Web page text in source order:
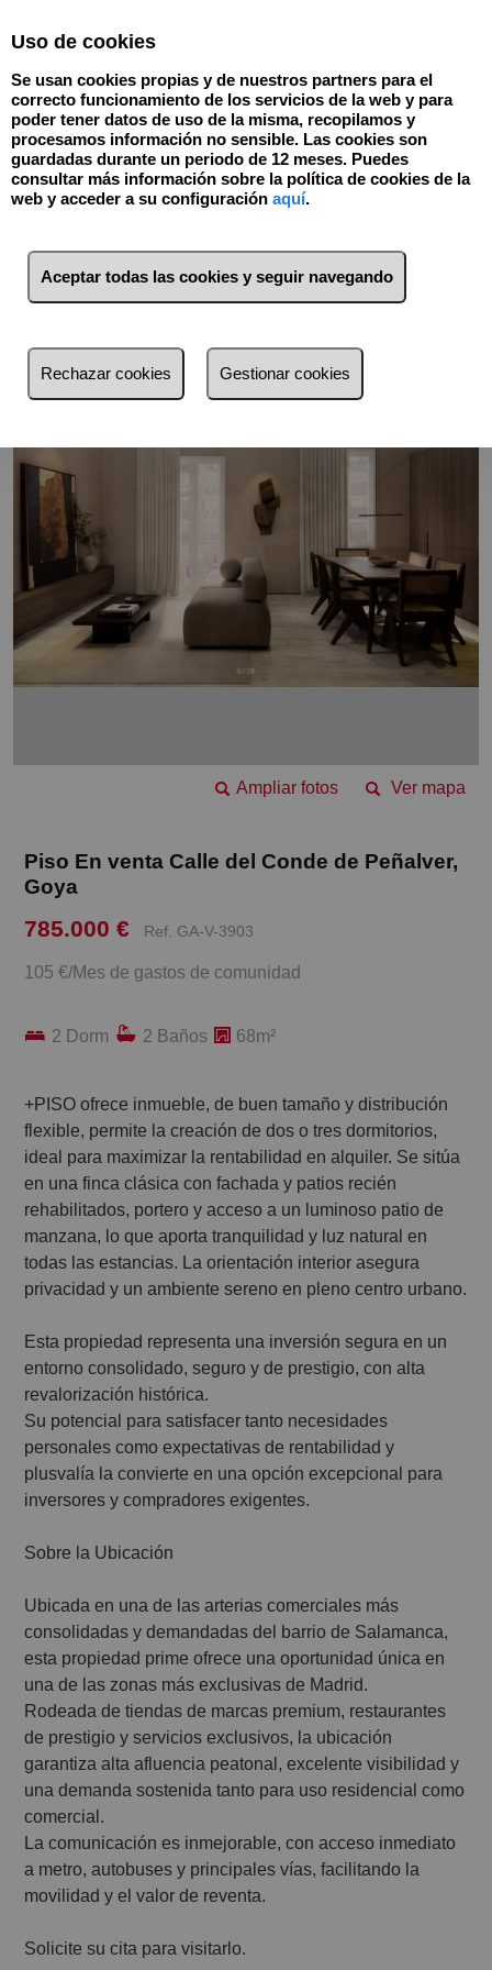
Ver mapa
Ampliar fotos
Piso En venta Calle del Conde de Peñalver,
Goya
785.000 € Ref. GA-V-3903
105 €/Mes de gastos de comunidad
2 Dorm 2 Baños 68m²
+PISO ofrece inmueble, de buen tamaño y distribución
flexible, permite la creación de dos o tres dormitorios,
ideal para maximizar la rentabilidad en alquiler. Se sitúa
en una finca clásica con fachada y patios recién
rehabilitados, portero y acceso a un luminoso patio de
manzana, lo que aporta tranquilidad y luz natural en
todas las estancias. La orientación interior asegura
privacidad y un ambiente sereno en pleno centro urbano.
Esta propiedad representa una inversión segura en un
entorno consolidado, seguro y de prestigio, con alta
revalorización histórica.
Su potencial para satisfacer tanto necesidades
personales como expectativas de rentabilidad y
plusvalía la convierte en una opción excepcional para
inversores y compradores exigentes.
Sobre la Ubicación
Ubicada en una de las arterias comerciales más
consolidadas y demandadas del barrio de Salamanca,
esta propiedad prime ofrece una oportunidad única en
una de las zonas más exclusivas de Madrid.
Rodeada de tiendas de marcas premium, restaurantes
de prestigio y servicios exclusivos, la ubicación
garantiza alta afluencia peatonal, excelente visibilidad y
una demanda sostenida tanto para uso residencial como
comercial.
La comunicación es inmejorable, con acceso inmediato
a metro, autobuses y principales vías, facilitando la
movilidad y el valor de reventa.
Solicite su cita para visitarlo.
Uso de cookies
Se usan cookies propias y de nuestros partners para el
correcto funcionamiento de los servicios de la web y para
poder tener datos de uso de la misma, recopilamos y
procesamos información no sensible. Las cookies son
guardadas durante un periodo de 12 meses. Puedes
consultar más información sobre la política de cookies de la
web y acceder a su configuración aquí.
Aceptar todas las cookies y seguir navegando
Rechazar cookies Gestionar cookies